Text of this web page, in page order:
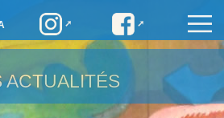
ACTUALITÉS